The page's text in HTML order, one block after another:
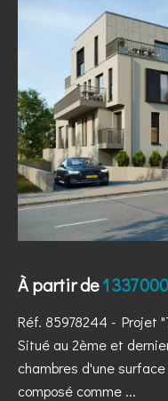
À partir de1 337
Réf. 85978244 - Projet
Situé au 2ème et
chambres d'une surface
composé comme ...